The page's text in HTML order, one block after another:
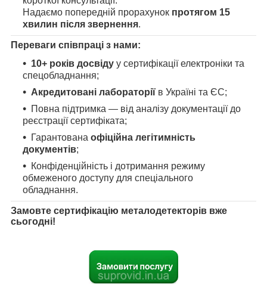
Надаємо попередній прорахунок протягом 15
хвилин після звернення.
Переваги співпраці з нами:
10+ років досвіду у сертифікації електроніки та
спецобладнання;
Акредитовані лабораторії в Україні та ЄС;
Повна підтримка — від аналізу документації до
реєстрації сертифіката;
Гарантована офіційна легітимність
документів;
Конфіденційність і дотримання режиму
обмеженого доступу для спеціального
обладнання.
Замовте сертифікацію металодетекторів вже
сьогодні!